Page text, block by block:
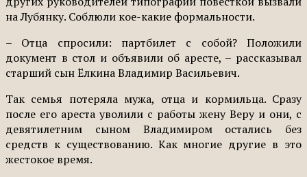
на Лубянку. Соблюли кое-какие формальности.
– Отца спросили: партбилет с собой? Положили
документ в стол и объявили об аресте, – рассказывал
старший сын Ёлкина Владимир Васильевич.
Так семья потеряла мужа, отца и кормильца. Сразу
после его ареста уволили с работы жену Веру и они, с
девятилетним сыном Владимиром остались без
средств к существованию. Как многие другие в это
жестокое время.